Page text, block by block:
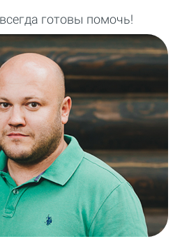
готовы помочь!